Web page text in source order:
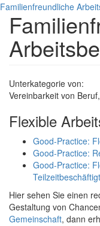
Familienfreundliche
Unterkategorie von:
Vereinbarkeit von
Flexible
Good-Practice:
Good-Practice:
Good-Practice:
Hier sehen Sie einen
Gestaltung von
Gemeinschaft, dann